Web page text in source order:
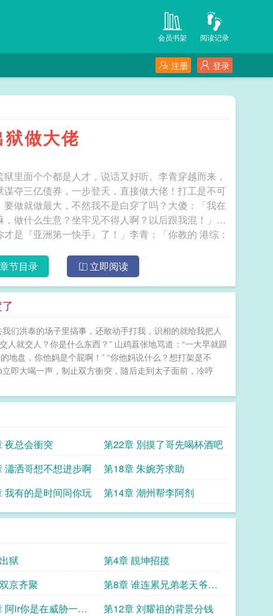
阅读记录
会员书架
登录
注册
做大佬
里面个个都是人才，说话又好听。李青穿越而来，
夺三亿债券，一步登天，直接做大佬！打工是不可
做就做最大，不然我不是白穿了吗？大傻：「我在
做什么生意？坐牢见不得人啊？以后跟我混！」…
亚洲第一快手』了！」李青：「你教的 港综：
章节目录 立即阅读
们洪泰的场子里搞事，还敢动手打我，识相的就给我把人
就交人？你是什么东西？” 山鸡囂张地骂道：“一大早就跟
盘，你他妈是个屁啊！” “你他妈说什么？想打架是不
即大喝一声，制止双方衝突，隨后走到太子面前，冷哼
夜总会衝突
第22章 別摸了哥先喝杯酒吧
瀟洒哥想不想进步啊
第18章 朱婉芳求助
我有的是时间同你玩 第14章 潮州帮李阿剂
狱
第4章 靚坤招揽
京齐聚
第8章 谁连累兄弟老天爷都
不给面子
阿ir你是在威胁一个
第12章 刘耀祖的背景分钱